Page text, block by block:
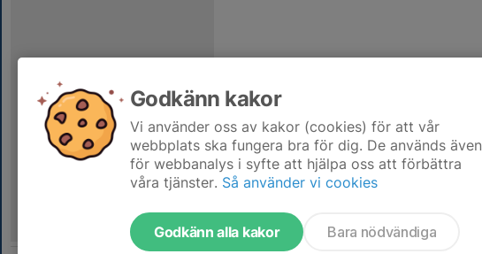
Godkänn kakor
Vi använder oss av kakor (cookies) för att vår
webbplats ska fungera bra för dig. De används även
för webbanalys i syfte att hjälpa oss att förbättra
våra tjänster. Så använder vi cookies
Godkänn alla kakor Bara nödvändiga